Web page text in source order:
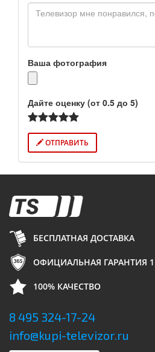
Ваша фотография
Дайте оценку (от 0.5 до 5)
ОТПРАВИТЬ
БЕСПЛАТНАЯ ДОСТАВКА
ОФИЦИАЛЬНАЯ ГАРАНТИЯ
100% КАЧЕСТВО
8 495 324-17-24
info@kupi-televizor.ru